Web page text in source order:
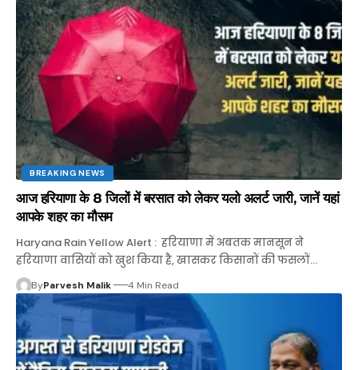
BREAKING NEWS
आज हरियाणा के 8 जिलों में बरसात को लेकर यलो अलर्ट जारी, जानें यहां
आपके शहर का मौसम
Haryana Rain Yellow Alert : हरियाणा में अबतक मानसून ने
हरियाणा वासियों को खुश किया है, खासकर किसानों की फसलों…
ByParvesh Malik 4 Min Read